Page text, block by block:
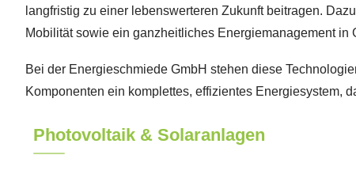
langfristig zu einer lebenswerteren Zukunft beitragen.
Mobilität sowie ein ganzheitliches Energiemanagement in
Bei der Energieschmiede GmbH stehen diese
Komponenten ein komplettes, effizientes Energiesystem,
Photovoltaik & Solaranlagen